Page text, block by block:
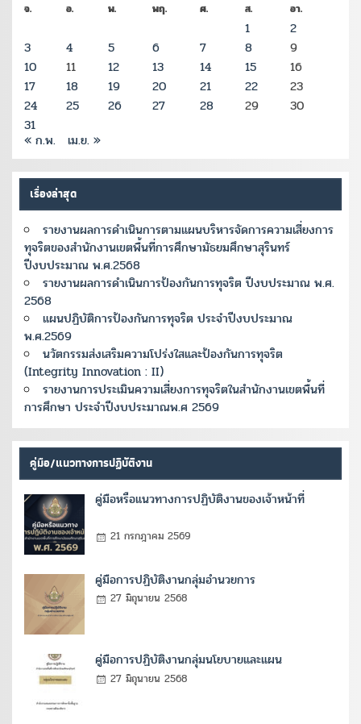
จ. อ. พ. พฤ. ศ. ส. อา.
1
2
3
4 5 6 7 8
9
10
11 12 13 14 15
16
17
18 19 20 21 22
23
24
25 26 27 28 29
30
31
« ก.พ. เม.ย. »
เรื่องล่าสุด
รายงานผลการดำเนินการตามแผนบริหารจัดการความเสี่ยงการ
ทุจริตของสำนักงานเขตพื้นที่การศึกษามัธยมศึกษาสุรินทร์
ปีงบประมาณ พ.ศ.2568
รายงานผลการดำเนินการป้องกันการทุจริต ปีงบประมาณ พ.ศ.
2568
แผนปฏิบัติการป้องกันการทุจริต ประจำปีงบประมาณ
พ.ศ.2569
นวัตกรรมส่งเสริมความโปร่งใสและป้องกันการทุจริต
(Integrity Innovation : II)
รายงานการประเมินความเสี่ยงการทุจริตในสำนักงานเขตพื้นที่
การศึกษา ประจำปีงบประมาณพ.ศ 2569
คู่มือ/แนวทางการปฏิบัติงาน
คู่มือหรือแนวทางการปฏิบัติงานของเจ้าหน้าที่
21 กรกฎาคม 2569
คู่มือการปฏิบัติงานกลุ่มอำนวยการ
27 มิถุนายน 2568
คู่มือการปฏิบัติงานกลุ่มนโยบายและแผน
27 มิถุนายน 2568